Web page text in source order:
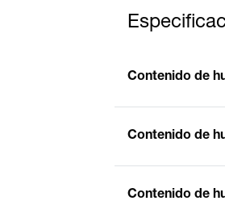
Contenido de
Contenido de
Contenido de